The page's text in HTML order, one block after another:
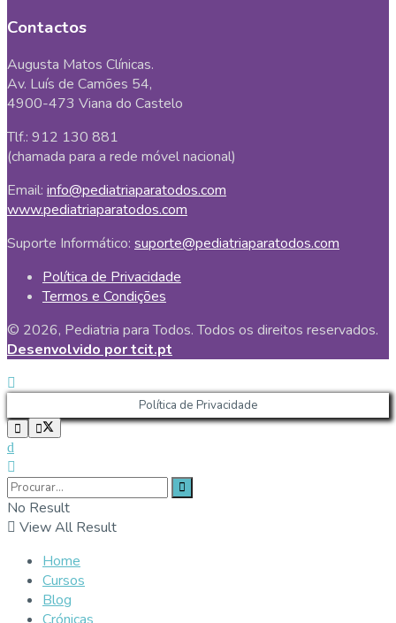
Contactos
Augusta Matos Clínicas.
Av. Luís de Camões 54,
4900-473 Viana do Castelo
Tlf.: 912 130 881
(chamada para a rede móvel nacional)
Email: info@pediatriaparatodos.com
www.pediatriaparatodos.com
Suporte Informático: suporte@pediatriaparatodos.com
Política de Privacidade
Termos e Condições
© 2026, Pediatria para Todos. Todos os direitos reservados.
Desenvolvido por tcit.pt
Política de Privacidade
No Result
View All Result
Home
Cursos
Blog